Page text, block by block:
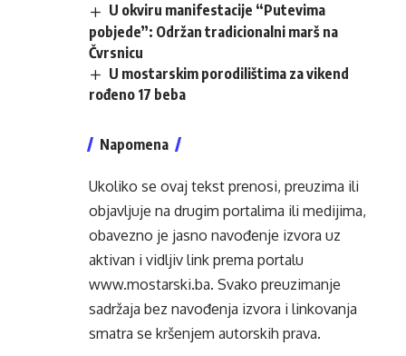
U okviru manifestacije “Putevima
pobjede”: Održan tradicionalni marš na
Čvrsnicu
U mostarskim porodilištima za vikend
rođeno 17 beba
Napomena
Ukoliko se ovaj tekst prenosi, preuzima ili
objavljuje na drugim portalima ili medijima,
obavezno je jasno navođenje izvora uz
aktivan i vidljiv link prema portalu
www.mostarski.ba. Svako preuzimanje
sadržaja bez navođenja izvora i linkovanja
smatra se kršenjem autorskih prava.